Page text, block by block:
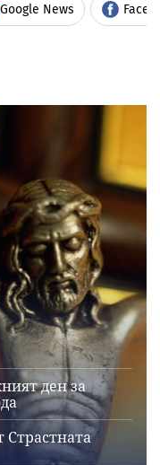
Google News
ден за
Страстната